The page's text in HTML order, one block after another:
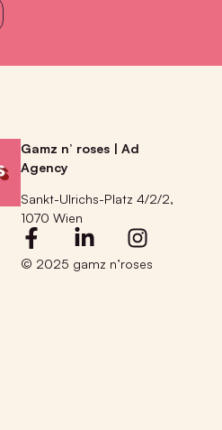
Gamz n’ roses | Ad
Agency
Sankt-Ulrichs-Platz 4/2/2,
1070 Wien
© 2025 gamz n’roses